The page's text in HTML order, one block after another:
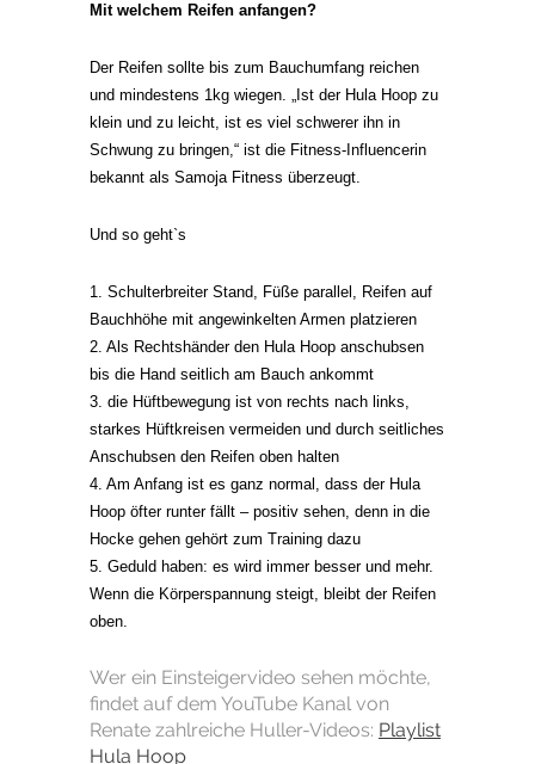
Mit welchem Reifen anfangen?
Der Reifen sollte bis zum Bauchumfang reichen
und mindestens 1kg wiegen. „Ist der Hula Hoop zu
klein und zu leicht, ist es viel schwerer ihn in
Schwung zu bringen,“ ist die Fitness-Influencerin
bekannt als Samoja Fitness überzeugt.
Und so geht`s
1. Schulterbreiter Stand, Füße parallel, Reifen auf
Bauchhöhe mit angewinkelten Armen platzieren
2. Als Rechtshänder den Hula Hoop anschubsen
bis die Hand seitlich am Bauch ankommt
3. die Hüftbewegung ist von rechts nach links,
starkes Hüftkreisen vermeiden und durch seitliches
Anschubsen den Reifen oben halten
4. Am Anfang ist es ganz normal, dass der Hula
Hoop öfter runter fällt – positiv sehen, denn in die
Hocke gehen gehört zum Training dazu
5. Geduld haben: es wird immer besser und mehr.
Wenn die Körperspannung steigt, bleibt der Reifen
oben.
Wer ein Einsteigervideo sehen möchte,
findet auf dem YouTube Kanal von
Renate zahlreiche Huller-Videos: Playlist
Hula Hoop